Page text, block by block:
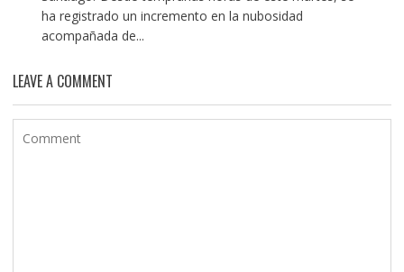
ha registrado un incremento en la nubosidad
acompañada de...
LEAVE A COMMENT